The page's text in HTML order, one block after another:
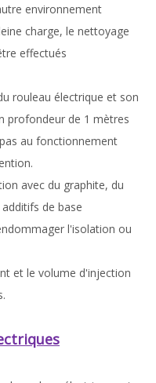
environnement
charge, le nettoyage
effectués
rouleau électrique et son
profondeur de 1 mètres
au fonctionnement
avec du graphite, du
de base
l'isolation ou
et le volume d'injection